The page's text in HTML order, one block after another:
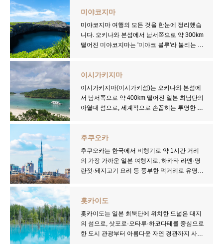
리지가 있는 중부, 고우리 대교·추라우미 수족
관이 자리한 북부까지 다양한 매력을 품고 있습
니다. 푸른동굴 스노클링, 케라마 제도 다이빙,
파인애플 파크, 오키나와 월드 종유굴 등 액티비
있습니다. 렌터카를 이용하면 본섬 전체를 하루
항공권·렌터카·날씨·스노클링·관광지 정보를
한 곳에서 확인하세요.
미야코지마
미야코지마 여행의 모든 것을 한눈에 정리했습
니다. 오키나와 본섬에서 남서쪽으로 약 300km
떨어진 미야코지마는 '미야코 블루'라 불리는 투
미야코지마 여행 핵심 정보
미야코지마 여행에서 꼭 가봐야 할 명소로는 요
라이브 코스로도 최고이며, 본섬·이라부·시모지
카 여행으로 즐기기에 최적의 여행지입니다.
미야코지마 여행 준비 가이드
권 예약 방법, 렌터카 정보, 월별 날씨와 옷차림,
주요 관광지 정보를 아래 글에서 완벽하게 정리
했습니다. 미야코지마 여행 일정 짜기부터 현지
교통, 맛집, 스노클링 스팟까지 모두 확인하세
이시가키지마
이시가키지마(이시가키섬)는 오키나와 본섬에
서 남서쪽으로 약 400km 떨어진 일본 최남단의
아열대 섬으로, 세계적으로 손꼽히는 투명한 산
하며, 렌터카를 이용하면 섬 전체를 자유롭게 드
라이브할 수 있습니다. 인천에서 직항 노선이 운
항되어 한국에서의 접근도 편리해졌으며, 미야
코지마와 함께 오키나와 이도 자유여행의 핵심
후쿠오카
후쿠오카는 한국에서 비행기로 약 1시간 거리
의 가장 가까운 일본 여행지로, 하카타 라멘·명
란젓·돼지고기 요리 등 풍부한 먹거리로 유명합
이토시마·노코노시마 등 근교를 훨씬 더 편리하
게 돌아볼 수 있습니다. 봄 벚꽃·2월 다자이후
매화·10월 단풍·12월 온천 등 계절에 맞는 여행
테마가 다양합니다. 항공권·날씨·옷차림·렌터카
홋카이도
홋카이도는 일본 최북단에 위치한 드넓은 대지
의 섬으로, 삿포로·오타루·하코다테를 중심으로
한 도시 관광부터 아름다운 자연 경관까지 사계